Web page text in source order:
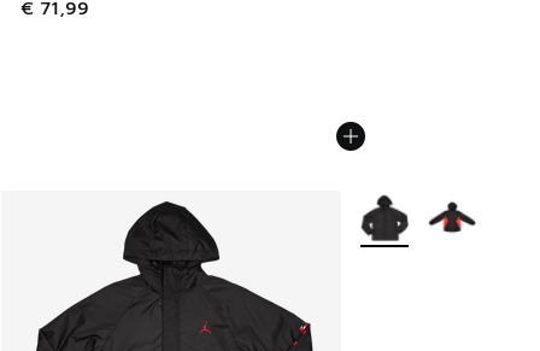
€ 71,99
Plus de couleurs